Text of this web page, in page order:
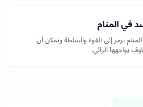
في المنام
يرمز إلى القوة والسلطة ويمكن أن
يواجهها الرائي.